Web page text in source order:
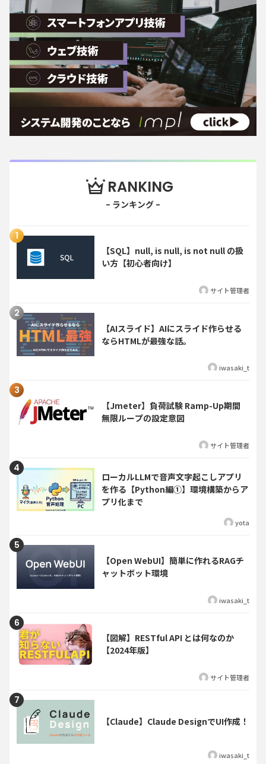
RANKING
【SQL】null, is null, is not null の扱
い方【初心者向け】
サイト管理者
【AIスライド】AIにスライド作らせる
ならHTMLが最強な話。
iwasaki_t
【Jmeter】負荷試験 Ramp-Up期間
無限ループの設定意図
サイト管理者
ローカルLLMで音声文字起こしアプリ
を作る【Python編①】環境構築からア
プリ化まで
yota
【Open WebUI】簡単に作れるRAGチ
ャットボット環境
iwasaki_t
【図解】RESTful API とは何なのか
【2024年版】
サイト管理者
【Claude】Claude DesignでUI作成！
iwasaki_t